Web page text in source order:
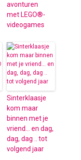
avonturen
met LEGO®-
videogames
Sinterklaasje
kom maar
binnen met je
vriend… en dag,
dag, dag .. tot
volgend jaar